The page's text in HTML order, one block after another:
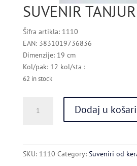
SUVENIR
Šifra artikla: 1110
EAN: 3831019736836
Dimenzije: 19 cm
Kol/pak: 12 kol/sta :
62 in stock
TANJUR
Dodaj u
SKU: 1110 Category: Suveniri od